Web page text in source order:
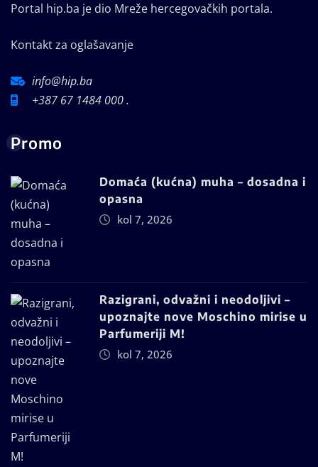
Portal hip.ba je dio Mreže hercegovačkih portala.
Kontakt za oglašavanje
info@hip.ba
+387 67 1484 000 .
Promo
Domaća (kućna) muha – dosadna i
opasna
kol 7, 2026
Razigrani, odvažni i neodoljivi –
upoznajte nove Moschino mirise u
Parfumeriji M!
kol 7, 2026